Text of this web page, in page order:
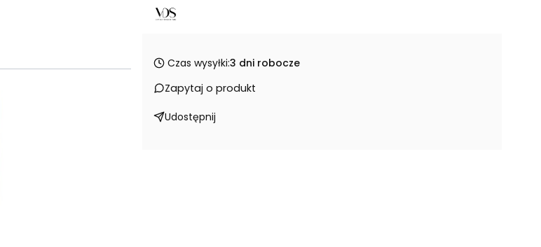
Czas wysyłki:3 dni robocze
Zapytaj o produkt
Udostępnij